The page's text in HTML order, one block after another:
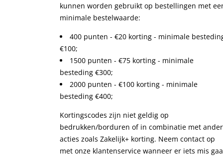
kunnen worden gebruikt op bestellingen met
minimale bestelwaarde:
400 punten - €20 korting - minimale
€100;
1500 punten - €75 korting - minimale
besteding €300;
2000 punten - €100 korting - minimale
besteding €400;
Kortingscodes zijn niet geldig op
bedrukken/borduren of in combinatie met
acties zoals Zakelijk+ korting. Neem contact op
met onze klantenservice wanneer er iets mis